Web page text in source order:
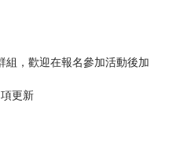
組，歡迎在報名參加活動後加
更新